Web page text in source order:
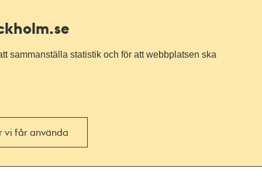
sammanställa statistik och för att webbplatsen ska
vi får använda